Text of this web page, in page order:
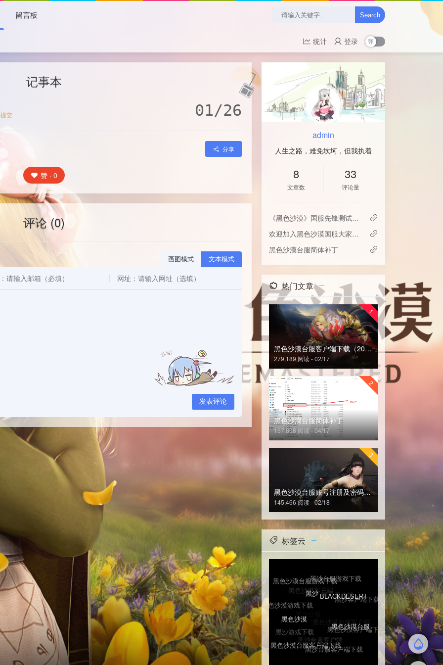
留言板 Search
统计 登录
记事本
交 01/26
分享
赞 · 0
评论 (0)
画图模式 文本模式
发表评论
admin
人生之路，难免坎坷，但我执着
8
文章数
33
评论量
《黑色沙漠》国服先锋测试定档7月23日！
欢迎加入黑色沙漠国服大家庭~
黑色沙漠台服简体补丁
热门文章
黑色沙漠台服客户端下载（2024年6月29日客户端已上传）
279,189 阅读 - 02/17
1
黑色沙漠台服简体补丁
157,808 阅读 - 04/17
2
黑色沙漠台服账号注册及密码修改
145,466 阅读 - 02/18
3
标签云
黑沙台服
黑色沙漠客户端黑沙客户端
黑色沙漠台服客户端
黑沙台服客户端
黑沙游戏下载
黑色沙漠游戏下载
黑色沙漠台服游戏下载
黑沙台服游戏下载
黑沙客户端下载
黑色沙漠客户端下载
黑沙台服客户端下载
黑色沙漠台服客户端下载
黑色沙漠 黑色沙漠台服